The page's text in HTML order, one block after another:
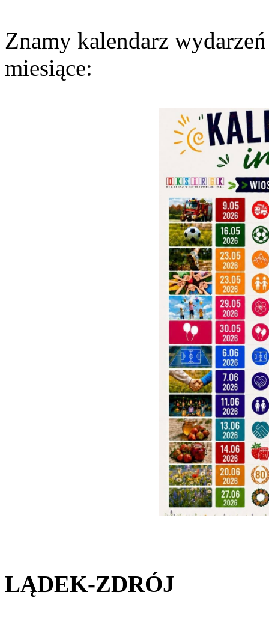
Znamy kalendarz
miesiące:
LĄDEK-ZDRÓJ